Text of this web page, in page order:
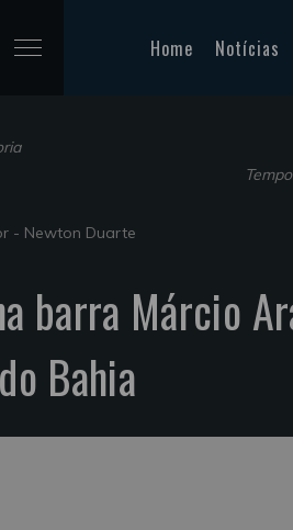
Home Notícias
- Newton Duarte
barra Márcio
Bahia